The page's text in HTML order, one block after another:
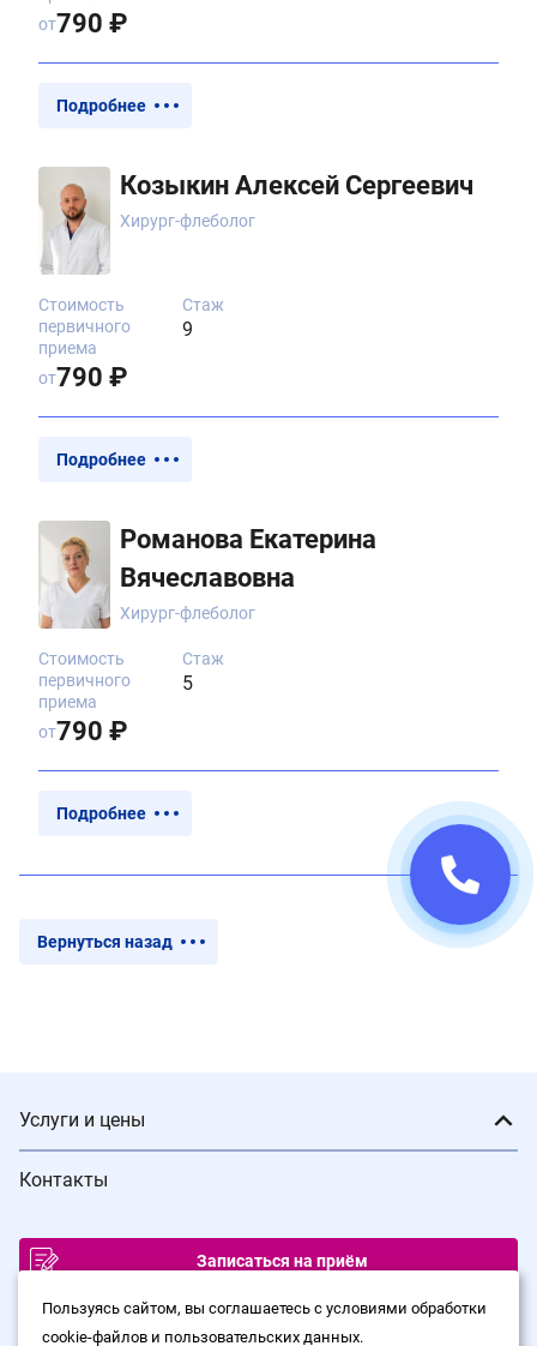
от790 ₽
Подробнее
Козыкин Алексей Сергеевич
Хирург-флеболог
Стаж
9
Стоимость
первичного
приема
от790 ₽
Подробнее
Романова Екатерина
Вячеславовна
Хирург-флеболог
Стаж
5
Стоимость
первичного
приема
от790 ₽
Подробнее
Вернуться назад
Услуги и цены
Контакты
Записаться на приём
ВРАЧОМ
Пользуясь сайтом, вы соглашаетесь с условиями обработки
cookie-файлов и пользовательских данных.